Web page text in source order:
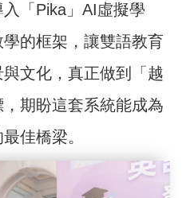
「Pika」AI虛擬學
的框架，讓雙語教育
文化，真正做到「越
期盼這套系統能成為
佳橋梁。